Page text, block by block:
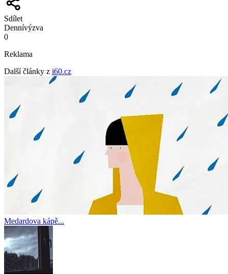
Sdílet
Dennívýzva
0
Reklama
Další články z i60.cz
Medardova kápě...